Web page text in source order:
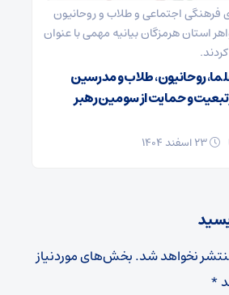
فرهنگی اجتماعی و طلاب و روحانیون
استان هرمزگان بیانیه مهمی با عنوان
نفر از علما، روحانیون، طلاب و مدرسین
و حمایت از سومین رهبر
نخواهد شد.بخش‌های موردنیاز
*